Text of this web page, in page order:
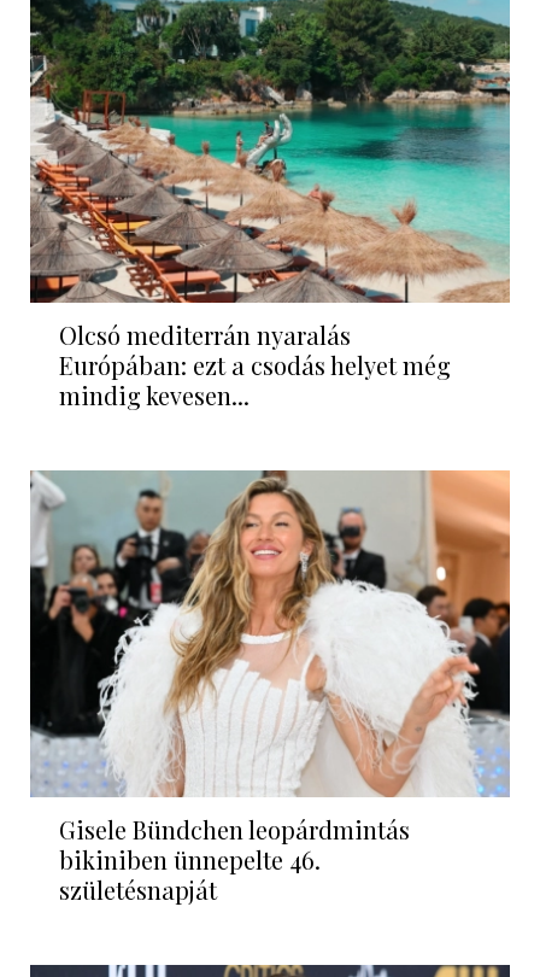
Olcsó mediterrán nyaralás
Európában: ezt a csodás helyet még
mindig kevesen...
Gisele Bündchen leopárdmintás
bikiniben ünnepelte 46.
születésnapját